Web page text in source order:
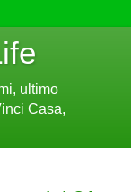
ultimo
Casa,